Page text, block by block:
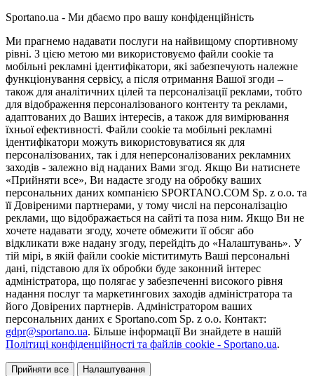
Sportano.ua - Ми дбаємо про вашу конфіденційність
Ми прагнемо надавати послуги на найвищому спортивному
рівні. З цією метою ми використовуємо файли cookie та
мобільні рекламні ідентифікатори, які забезпечують належне
функціонування сервісу, а після отримання Вашої згоди –
також для аналітичних цілей та персоналізації реклами, тобто
для відображення персоналізованого контенту та реклами,
адаптованих до Ваших інтересів, а також для вимірювання
їхньої ефективності. Файли cookie та мобільні рекламні
ідентифікатори можуть використовуватися як для
персоналізованих, так і для неперсоналізованих рекламних
заходів - залежно від наданих Вами згод. Якщо Ви натиснете
«Прийняти все», Ви надасте згоду на обробку ваших
персональних даних компанією SPORTANO.COM Sp. z o.o. та
її Довіреними партнерами, у тому числі на персоналізацію
реклами, що відображається на сайті та поза ним. Якщо Ви не
хочете надавати згоду, хочете обмежити її обсяг або
відкликати вже надану згоду, перейдіть до «Налаштувань». У
тій мірі, в якій файли cookie міститимуть Ваші персональні
дані, підставою для їх обробки буде законний інтерес
адміністратора, що полягає у забезпеченні високого рівня
надання послуг та маркетингових заходів адміністратора та
його Довірених партнерів. Адміністратором ваших
персональних даних є Sportano.com Sp. z o.o. Контакт:
gdpr@sportano.ua. Більше інформації Ви знайдете в нашій
Політиці конфіденційності та файлів cookie - Sportano.ua.
Прийняти все Налаштування